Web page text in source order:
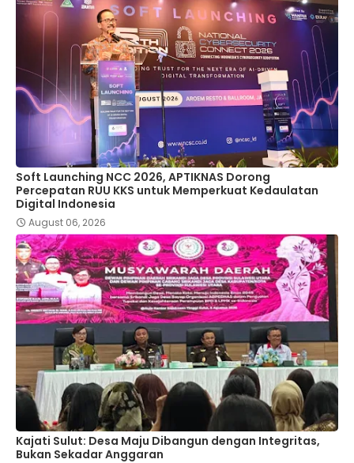
Soft Launching NCC 2026, APTIKNAS Dorong
Percepatan RUU KKS untuk Memperkuat Kedaulatan
Digital Indonesia
August 06, 2026
Kajati Sulut: Desa Maju Dibangun dengan Integritas,
Bukan Sekadar Anggaran